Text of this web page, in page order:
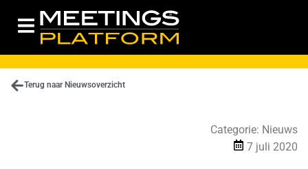
Terug naar Nieuwsoverzicht
Categorie: Nieuws
7 juli 2020